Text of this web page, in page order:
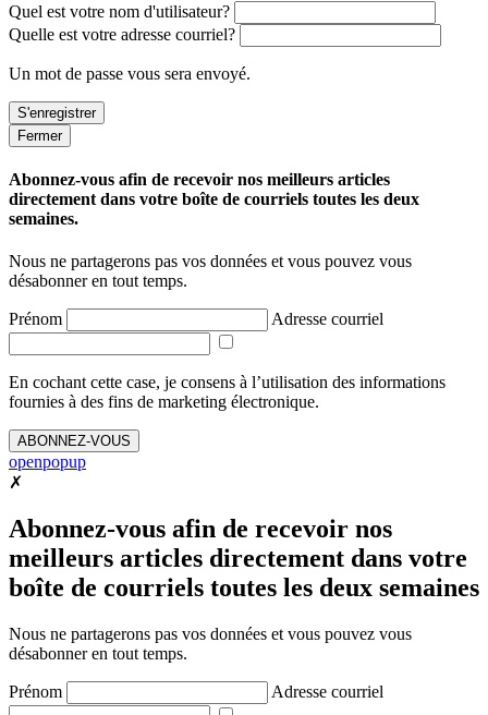
Quel est votre nom d'utilisateur?
Quelle est votre adresse courriel?
Un mot de passe vous sera envoyé.
Fermer
Abonnez-vous afin de recevoir nos meilleurs articles
directement dans votre boîte de courriels toutes les deux
semaines.
Nous ne partagerons pas vos données et vous pouvez vous
désabonner en tout temps.
Prénom Adresse courriel
En cochant cette case, je consens à l’utilisation des informations
fournies à des fins de marketing électronique.
ABONNEZ-VOUS
openpopup
✗
Abonnez-vous afin de recevoir nos
meilleurs articles directement dans votre
boîte de courriels toutes les deux semaines
Nous ne partagerons pas vos données et vous pouvez vous
désabonner en tout temps.
Prénom Adresse courriel